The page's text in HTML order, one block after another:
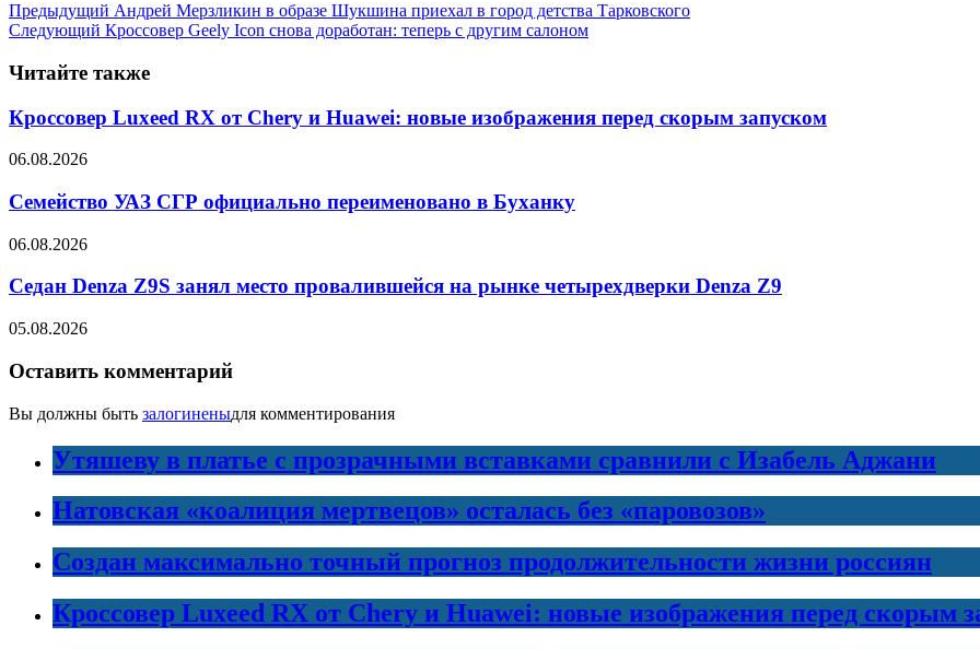
Предыдущий Андрей Мерзликин в образе Шукшина приехал в город детства Тарковского
Следующий Кроссовер Geely Icon снова доработан: теперь с другим салоном
Читайте также
Кроссовер Luxeed RX от Chery и Huawei: новые изображения перед скорым запуском
06.08.2026
Семейство УАЗ СГР официально переименовано в Буханку
06.08.2026
Седан Denza Z9S занял место провалившейся на рынке четырехдверки Denza Z9
05.08.2026
Оставить комментарий
Вы должны быть залогиненыдля комментирования
Утяшеву в платье с прозрачными вставками сравнили с Изабель Аджани
Натовская «коалиция мертвецов» осталась без «паровозов»
Создан максимально точный прогноз продолжительности жизни россиян
Кроссовер Luxeed RX от Chery и Huawei: новые изображения перед скорым